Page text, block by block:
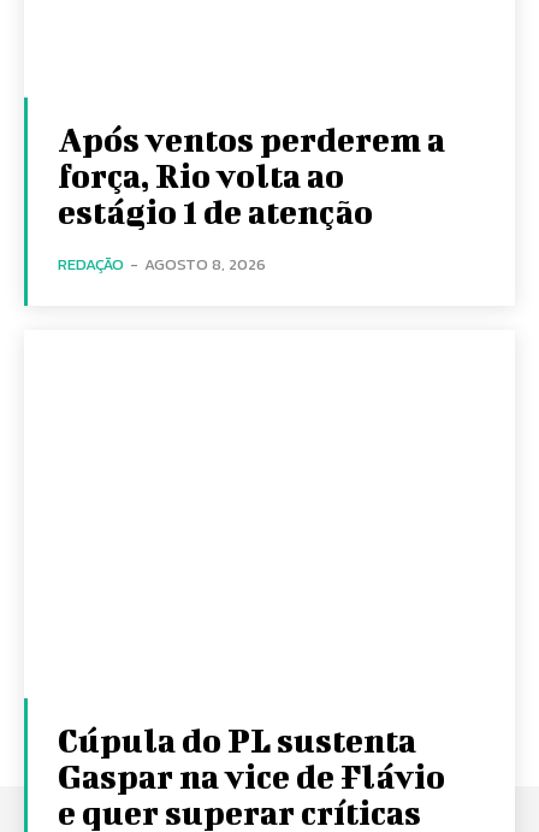
Após ventos perderem a
força, Rio volta ao
estágio 1 de atenção
REDAÇÃO - AGOSTO 8, 2026
Cúpula do PL sustenta
Gaspar na vice de Flávio
e quer superar críticas